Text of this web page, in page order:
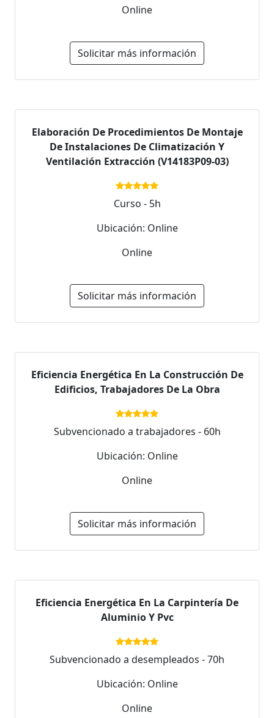
Online
Solicitar más información
Elaboración De Procedimientos De Montaje
De Instalaciones De Climatización Y
Ventilación Extracción (V14183P09-03)
Curso - 5h
Ubicación: Online
Online
Solicitar más información
Eficiencia Energética En La Construcción De
Edificios, Trabajadores De La Obra
Subvencionado a trabajadores - 60h
Ubicación: Online
Online
Solicitar más información
Eficiencia Energética En La Carpintería De
Aluminio Y Pvc
Subvencionado a desempleados - 70h
Ubicación: Online
Online